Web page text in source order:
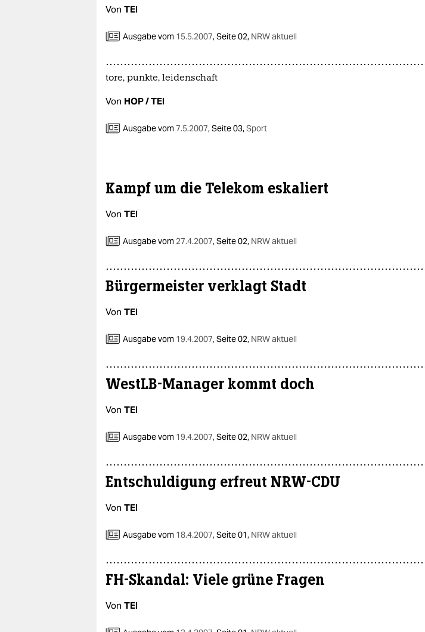
Von TEI
Ausgabe vom 15.5.2007,Seite 02, NRW aktuell
tore, punkte, leidenschaft
Von HOP / TEI
Ausgabe vom7.5.2007,Seite 03,Sport
Kampf um die Telekom eskaliert
Von TEI
Ausgabe vom 27.4.2007,Seite 02, NRW aktuell
Bürgermeister verklagt Stadt
Von TEI
Ausgabe vom 19.4.2007,Seite 02, NRW aktuell
WestLB-Manager kommt doch
Von TEI
Ausgabe vom 19.4.2007,Seite 02, NRW aktuell
Entschuldigung erfreut NRW-CDU
Von TEI
Ausgabe vom 18.4.2007,Seite 01, NRW aktuell
FH-Skandal: Viele grüne Fragen
Von TEI